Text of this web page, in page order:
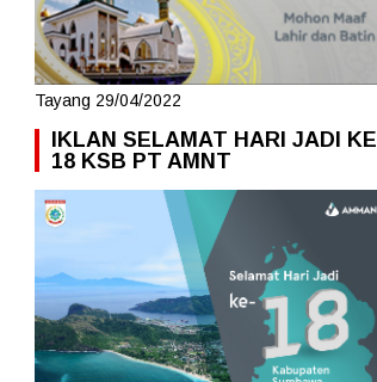
Tayang 29/04/2022
IKLAN SELAMAT HARI JADI KE
18 KSB PT AMNT